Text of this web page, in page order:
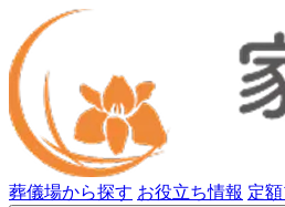
葬儀場から探す お役立ち情報 定